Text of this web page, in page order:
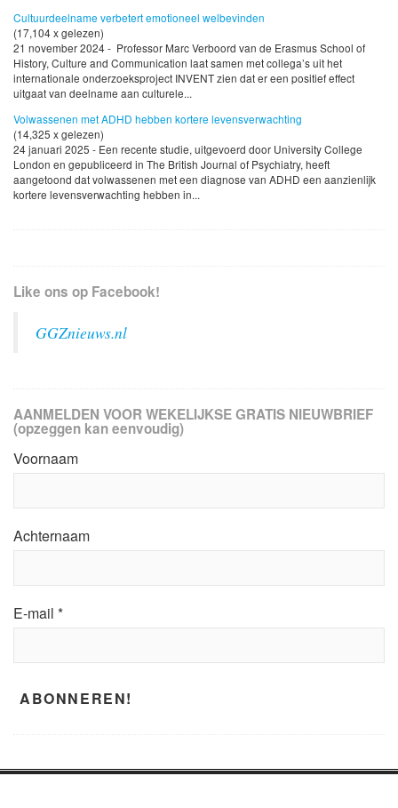
Cultuurdeelname verbetert emotioneel welbevinden
(17,104 x gelezen)
21 november 2024 - Professor Marc Verboord van de Erasmus School of
History, Culture and Communication laat samen met collega’s uit het
internationale onderzoeksproject INVENT zien dat er een positief effect
uitgaat van deelname aan culturele...
Volwassenen met ADHD hebben kortere levensverwachting
(14,325 x gelezen)
24 januari 2025 - Een recente studie, uitgevoerd door University College
London en gepubliceerd in The British Journal of Psychiatry, heeft
aangetoond dat volwassenen met een diagnose van ADHD een aanzienlijk
kortere levensverwachting hebben in...
Like ons op Facebook!
GGZnieuws.nl
AANMELDEN VOOR WEKELIJKSE GRATIS NIEUWBRIEF
(opzeggen kan eenvoudig)
Voornaam
Achternaam
E-mail *